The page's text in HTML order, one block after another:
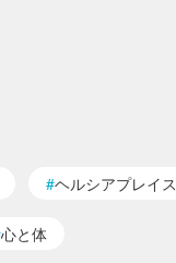
ヘルシアプレイス
心と体